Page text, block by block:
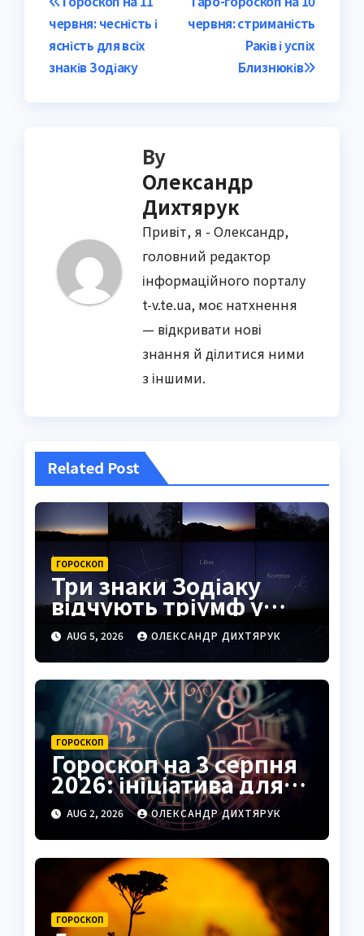
navigation
червня: стриманість
Раків і успіх
Близнюків
червня: чесність і
ясність для всіх
знаків Зодіаку
By
Олександр
Дихтярук
Привіт, я - Олександр,
головний редактор
інформаційного порталу
t-v.te.ua, моє натхнення
— відкривати нові
знання й ділитися ними
з іншими.
Related Post
ГОРОСКОП
Три знаки Зодіаку
відчують тріумф у
справах уже
найближчими днями
AUG 5, 2026 ОЛЕКСАНДР ДИХТЯРУК
ГОРОСКОП
Гороскоп на 3 серпня
2026: ініціатива для
Овнів, підказки для
Риб
AUG 2, 2026 ОЛЕКСАНДР ДИХТЯРУК
ГОРОСКОП